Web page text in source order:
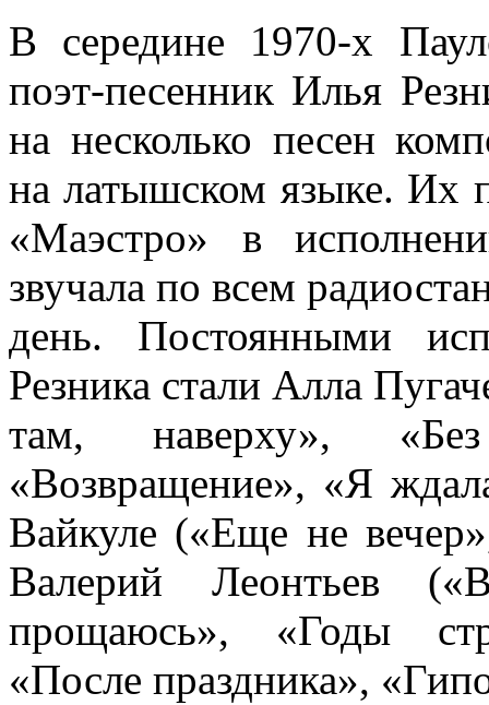
В середине 1970-х
поэт-песенник Илья
на несколько песен
на латышском языке. Их
«Маэстро» в
звучала по всем
день. Постоянными
Резника стали Алла
там, наверху»,
«Возвращение», «Я
Вайкуле («Еще не
Валерий Леонтьев
прощаюсь», «Годы
«После праздника»,